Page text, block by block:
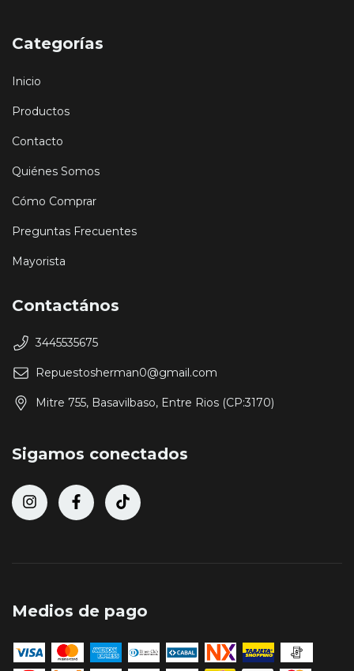
Categorías
Inicio
Productos
Contacto
Quiénes Somos
Cómo Comprar
Preguntas Frecuentes
Mayorista
Contactános
3445535675
Repuestosherman0@gmail.com
Mitre 755, Basavilbaso, Entre Rios (CP:3170)
Sigamos conectados
Medios de pago